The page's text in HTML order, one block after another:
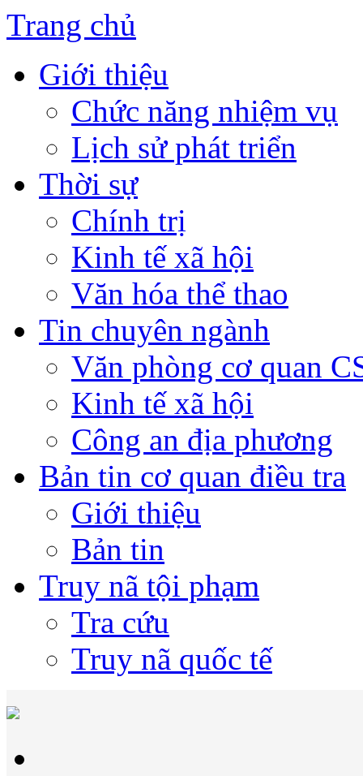
Trang chủ
Giới thiệu
Chức năng nhiệm vụ
Lịch sử phát triển
Thời sự
Chính trị
Kinh tế xã hội
Văn hóa thể thao
Tin chuyên ngành
Văn phòng cơ quan
Kinh tế xã hội
Công an địa phương
Bản tin cơ quan điều tra
Giới thiệu
Bản tin
Truy nã tội phạm
Tra cứu
Truy nã quốc tế